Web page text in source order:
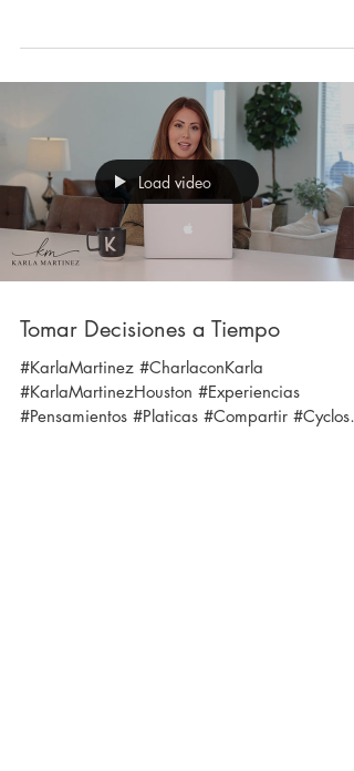
Load video
Tomar Decisiones a Tiempo
#KarlaMartinez #CharlaconKarla
#KarlaMartinezHouston #Experiencias
#Pensamientos #Platicas #Compartir #Cyclos